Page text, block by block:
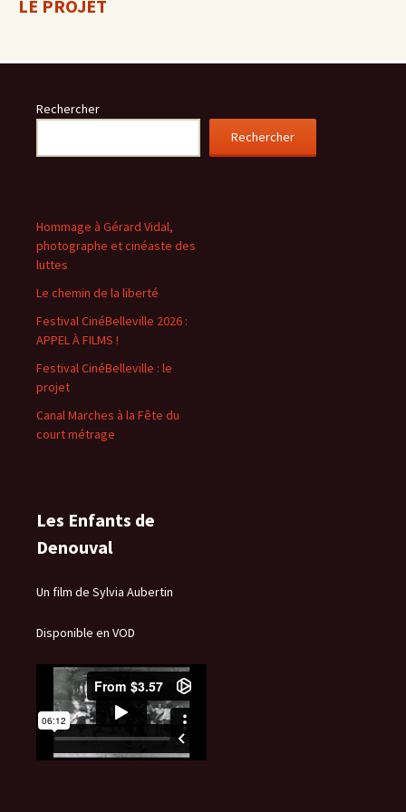
LE PROJET
Rechercher
Rechercher
Hommage à Gérard Vidal,
photographe et cinéaste des
luttes
Le chemin de la liberté
Festival CinéBelleville 2026 :
APPEL À FILMS !
Festival CinéBelleville : le
projet
Canal Marches à la Fête du
court métrage
Les Enfants de
Denouval
Un film de Sylvia Aubertin
Disponible en VOD